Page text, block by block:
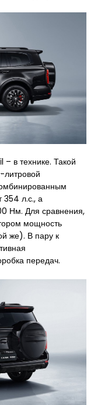
в технике. Такой
354 л.с., а
Нм. Для сравнения,
мощность
же). В пару к
передач.